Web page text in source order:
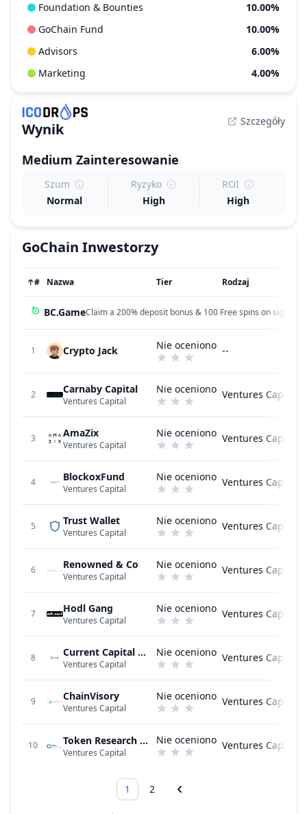
Foundation & Bounties
10.00%
GoChain Fund
10.00%
Advisors
6.00%
Marketing
4.00%
Wynik Szczegóły
Medium Zainteresowanie
Szum
Normal
Ryzyko
High
ROI
High
GoChain Inwestorzy
↑# Nazwa Tier Rodzaj
BC.GameClaim a 200% deposit bonus & 100 Free spins on sign up!
1 Crypto Jack Nie oceniono --
2 Carnaby Capital
Ventures Capital
Nie oceniono Ventures Capital
3 AmaZix
Ventures Capital
Nie oceniono Ventures Capital
4 BlockoxFund
Ventures Capital
Nie oceniono Ventures Capital
5 Trust Wallet
Ventures Capital
Nie oceniono Ventures Capital
6 Renowned & Co
Ventures Capital
Nie oceniono Ventures Capital
7 Hodl Gang
Ventures Capital
Nie oceniono Ventures Capital
8 Current Capital Partners LLC
Ventures Capital
Nie oceniono Ventures Capital
9 ChainVisory
Ventures Capital
Nie oceniono Ventures Capital
10 Token Research Group
Ventures Capital
Nie oceniono Ventures Capital
1 2